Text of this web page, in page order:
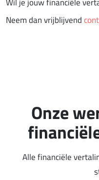
Neem dan vrijblijvend
Onze
Alle financiële